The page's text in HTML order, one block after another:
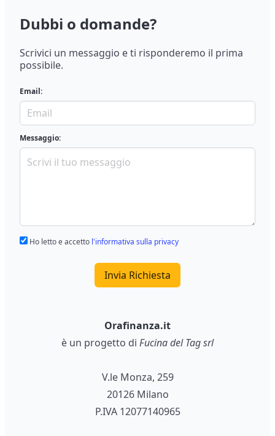
Dubbi o domande?
Scrivici un messaggio e ti risponderemo il prima
possibile.
Email:
Messaggio:
Ho letto e accetto l'informativa sulla privacy
Invia Richiesta
Orafinanza.it
è un progetto di Fucina del Tag srl
V.le Monza, 259
20126 Milano
P.IVA 12077140965